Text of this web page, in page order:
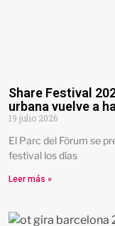
Share Festival
urbana vuelve a
19 julio 2026
El Parc del Fòrum se
festival los días
Leer más »